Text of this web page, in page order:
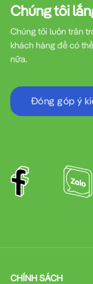
Chúng tôi
Chúng tôi luôn trân
khách hàng để có
nữa.
Đóng góp ý
CHÍNH SÁCH